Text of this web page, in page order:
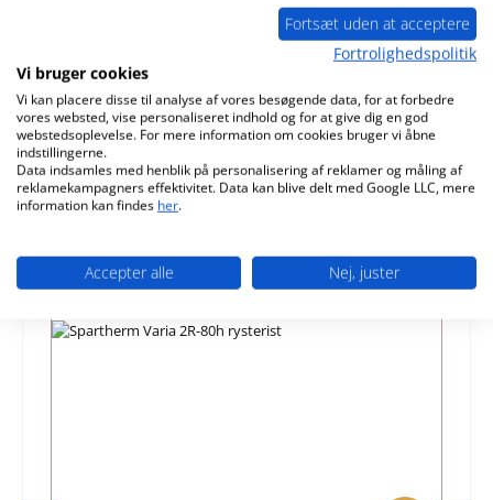
original røgvenderplade A til pejseindsats Spartherm
Varia 2R-80h Passer til modeller indtil 07/2022 2-styks sæt
Karakteristika
Information om produktsikkerhed
Fortsæt uden at acceptere
Fortrolighedspolitik
Vi bruger cookies
Vi kan placere disse til analyse af vores besøgende data, for at forbedre
vores websted, vise personaliseret indhold og for at give dig en god
webstedsoplevelse. For mere information om cookies bruger vi åbne
indstillingerne.
Data indsamles med henblik på personalisering af reklamer og måling af
reklamekampagners effektivitet. Data kan blive delt med Google LLC, mere
information kan findes her.
Accepter alle Nej, juster